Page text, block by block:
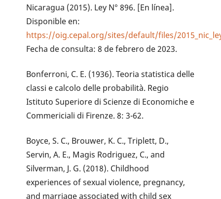
Nicaragua (2015). Ley N° 896. [En línea].
Disponible en:
https://oig.cepal.org/sites/default/files/
Fecha de consulta: 8 de febrero de 2023.
Bonferroni, C. E. (1936). Teoria statistica delle
classi e calcolo delle probabilità. Regio
Istituto Superiore di Scienze di Economiche e
Commericiali di Firenze. 8: 3-62.
Boyce, S. C., Brouwer, K. C., Triplett, D.,
Servin, A. E., Magis Rodriguez, C., and
Silverman, J. G. (2018). Childhood
experiences of sexual violence, pregnancy,
and marriage associated with child sex